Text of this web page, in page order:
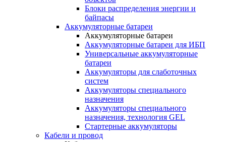
Блоки распределения энергии и
байпасы
Аккумуляторные батареи
Аккумуляторные батареи
Аккумуляторные батареи для ИБП
Универсальные аккумуляторные
батареи
Аккумуляторы для слаботочных
систем
Аккумуляторы специального
назначения
Аккумуляторы специального
назначения, технология GEL
Стартерные аккумуляторы
Кабели и провод